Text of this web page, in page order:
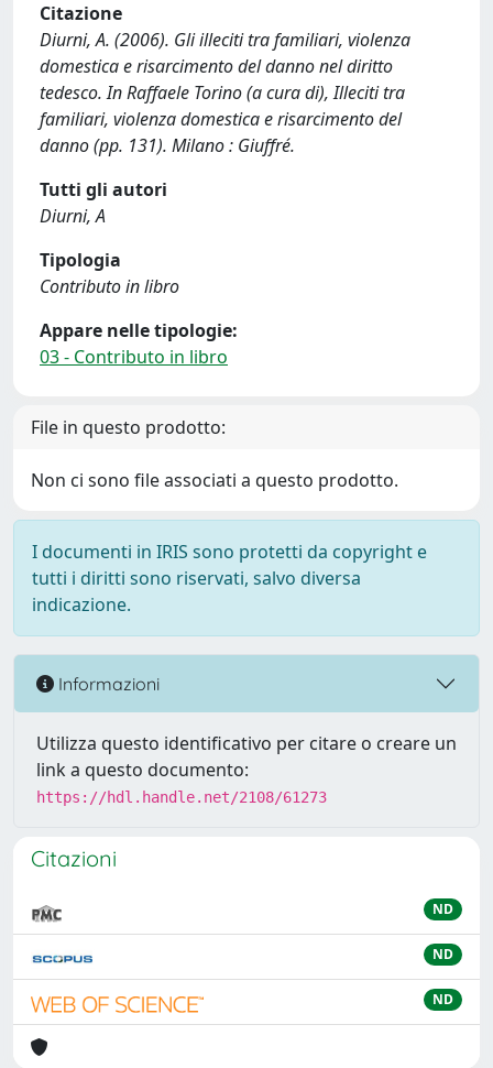
Citazione
Diurni, A. (2006). Gli illeciti tra familiari, violenza
domestica e risarcimento del danno nel diritto
tedesco. In Raffaele Torino (a cura di), Illeciti tra
familiari, violenza domestica e risarcimento del
danno (pp. 131). Milano : Giuffré.
Tutti gli autori
Diurni, A
Tipologia
Contributo in libro
Appare nelle tipologie:
03 - Contributo in libro
File in questo prodotto:
Non ci sono file associati a questo prodotto.
I documenti in IRIS sono protetti da copyright e
tutti i diritti sono riservati, salvo diversa
indicazione.
Informazioni
Utilizza questo identificativo per citare o creare un
link a questo documento:
https://hdl.handle.net/2108/61273
Citazioni
ND
ND
ND